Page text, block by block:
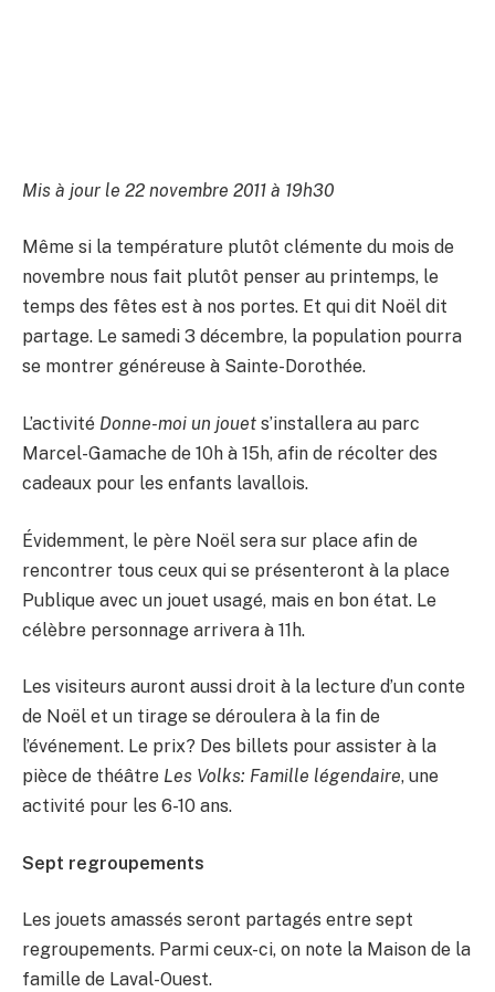
Mis à jour le 22 novembre 2011 à 19h30
Même si la température plutôt clémente du mois de
novembre nous fait plutôt penser au printemps, le
temps des fêtes est à nos portes. Et qui dit Noël dit
partage. Le samedi 3 décembre, la population pourra
se montrer généreuse à Sainte-Dorothée.
L’activité Donne-moi un jouet s’installera au parc
Marcel-Gamache de 10h à 15h, afin de récolter des
cadeaux pour les enfants lavallois.
Évidemment, le père Noël sera sur place afin de
rencontrer tous ceux qui se présenteront à la place
Publique avec un jouet usagé, mais en bon état. Le
célèbre personnage arrivera à 11h.
Les visiteurs auront aussi droit à la lecture d’un conte
de Noël et un tirage se déroulera à la fin de
l’événement. Le prix? Des billets pour assister à la
pièce de théâtre Les Volks: Famille légendaire, une
activité pour les 6-10 ans.
Sept regroupements
Les jouets amassés seront partagés entre sept
regroupements. Parmi ceux-ci, on note la Maison de la
famille de Laval-Ouest.